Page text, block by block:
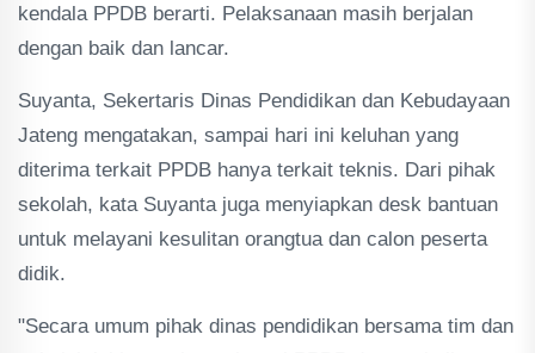
kendala PPDB berarti. Pelaksanaan masih berjalan
dengan baik dan lancar.
Suyanta, Sekertaris Dinas Pendidikan dan Kebudayaan
Jateng mengatakan, sampai hari ini keluhan yang
diterima terkait PPDB hanya terkait teknis. Dari pihak
sekolah, kata Suyanta juga menyiapkan desk bantuan
untuk melayani kesulitan orangtua dan calon peserta
didik.
"Secara umum pihak dinas pendidikan bersama tim dan